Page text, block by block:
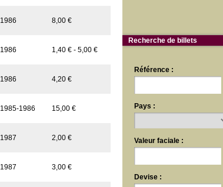
1986 8,00 €
1986 1,40 € - 5,00 €
1986 4,20 €
1985-1986 15,00 €
1987 2,00 €
1987 3,00 €
Recherche de billets
Référence :
Pays :
Valeur faciale :
Devise :